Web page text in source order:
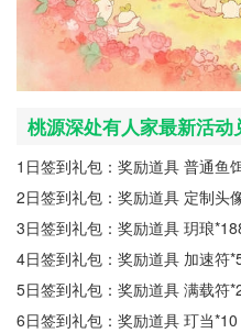
桃源深处有人家最新活动
1日签到礼包：奖励道具 普通鱼
2日签到礼包：奖励道具 定制头
3日签到礼包：奖励道具 玥琅
4日签到礼包：奖励道具 加速符
5日签到礼包：奖励道具 满载符
6日签到礼包：奖励道具 玎当*10